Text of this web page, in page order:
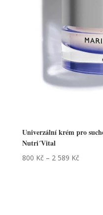
Univerzální krém pro
Nutri´Vital
800 Kč – 2 589 Kč